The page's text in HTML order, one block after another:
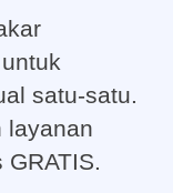
satu-satu.
layanan